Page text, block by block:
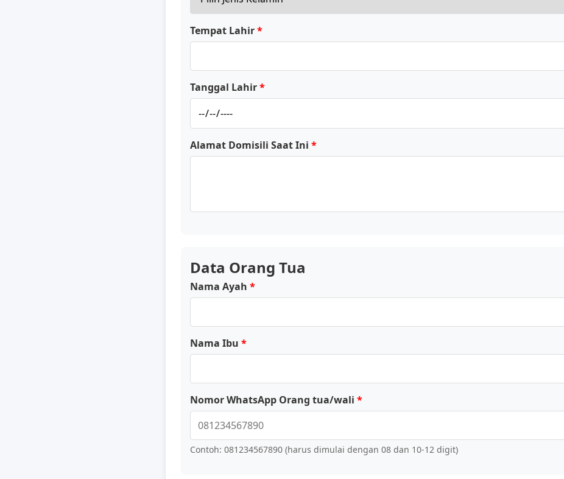
Tempat Lahir
Tanggal Lahir
Alamat Domisili Saat Ini
Data Orang Tua
Nama Ayah
Nama Ibu
Nomor WhatsApp Orang tua/wali
Contoh: 081234567890 (harus dimulai dengan 08 dan 10-12 digit)